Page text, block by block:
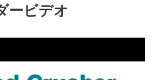
ービデオ